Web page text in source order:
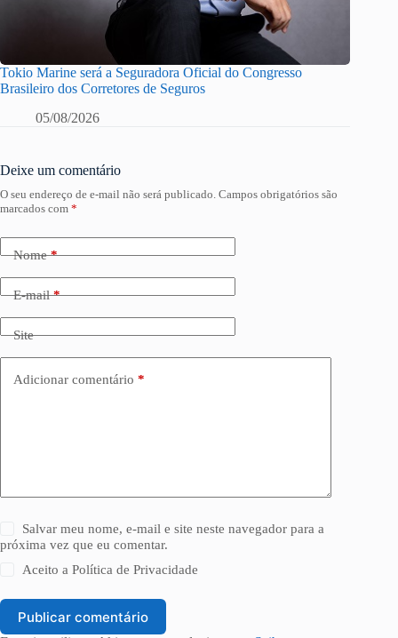
Tokio Marine será a Seguradora Oficial do Congresso
Brasileiro dos Corretores de Seguros
05/08/2026
Deixe um comentário
O seu endereço de e-mail não será publicado. Campos obrigatórios são
marcados com *
Nome*
E-mail*
Site
Adicionar comentário *
Salvar meu nome, e-mail e site neste navegador para a
próxima vez que eu comentar.
Aceito aPolítica de Privacidade
Publicar comentário